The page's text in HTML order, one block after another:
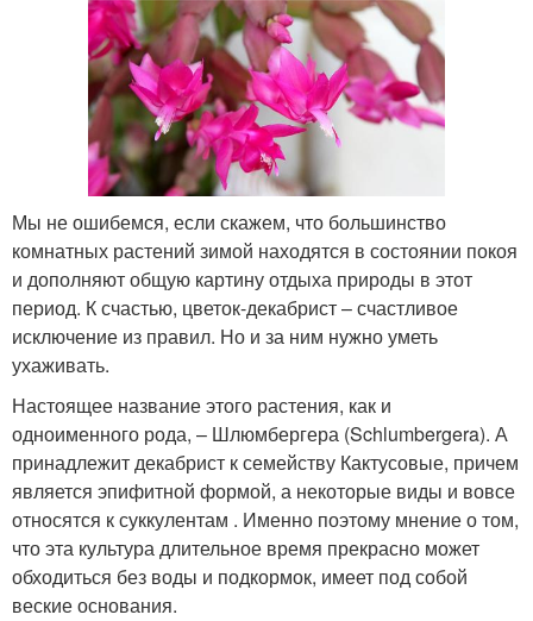
Мы не ошибемся, если скажем, что большинство
комнатных растений зимой находятся в состоянии покоя
и дополняют общую картину отдыха природы в этот
период. К счастью, цветок-декабрист – счастливое
исключение из правил. Но и за ним нужно уметь
ухаживать.
Настоящее название этого растения, как и
одноименного рода, – Шлюмбергера (Schlumbergera). А
принадлежит декабрист к семейству Кактусовые, причем
является эпифитной формой, а некоторые виды и вовсе
относятся к суккулентам . Именно поэтому мнение о том,
что эта культура длительное время прекрасно может
обходиться без воды и подкормок, имеет под собой
веские основания.